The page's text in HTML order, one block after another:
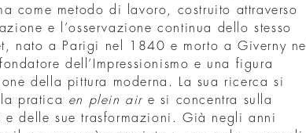
come metodo di lavoro, costruito attraverso
e l’osservazione continua dello stesso
nato a Parigi nel 1840 e morto a Giverny nel
dell’Impressionismo e una figura
della pittura moderna. La sua ricerca si
pratica en plein air e si concentra sulla
e delle sue trasformazioni. Già negli anni